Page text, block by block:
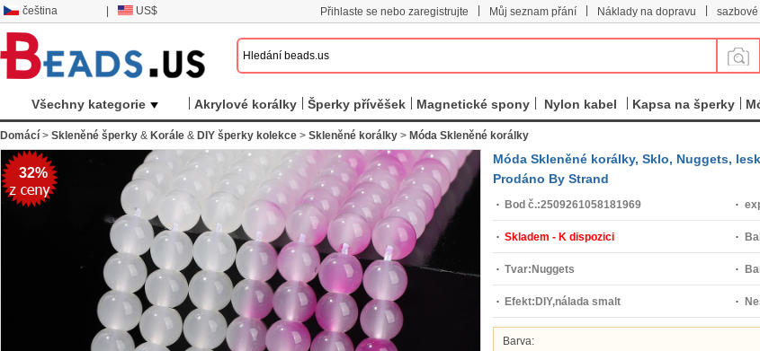
čeština US$ Přihlaste se nebo zaregistrujte Můj seznam přání Náklady na dopravu
Všechny kategorie Akrylové korálky Šperky přívěšek Magnetické spony Nylon kabel Kapsa na šperky
Domácí > Skleněné šperky & Korále & DIY šperky kolekce > Skleněné korálky > Móda Skleněné korálky
32%
Móda Skleněné korálky, Sklo, Nuggets,
Prodáno By Strand
Bod č.:2509261058181969
Skladem - K dispozici
Tvar: Nuggets
Efekt: DIY,nálada smalt
Barva: